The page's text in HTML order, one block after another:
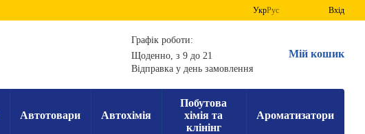
УкрРус Вхід
Графік роботи:
Щоденно, з 9 до 21
Відправка у день замовлення
Мій кошик
Автотовари Автохімія
Побутова
хімія та
клінінг
Ароматизатори